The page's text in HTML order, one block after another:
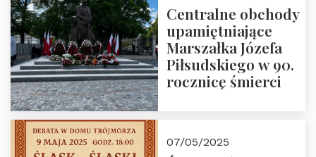
Centralne obchody
upamiętniające
Marszałka Józefa
Piłsudskiego w 90.
rocznicę śmierci
07/05/2025